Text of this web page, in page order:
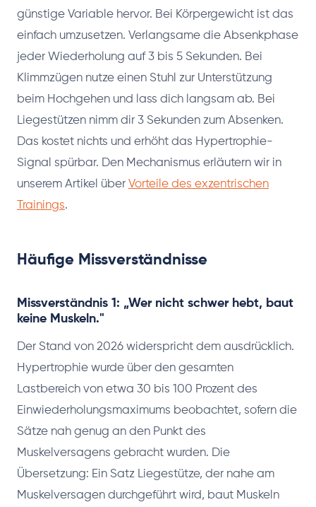
günstige Variable hervor. Bei Körpergewicht ist das
einfach umzusetzen. Verlangsame die Absenkphase
jeder Wiederholung auf 3 bis 5 Sekunden. Bei
Klimmzügen nutze einen Stuhl zur Unterstützung
beim Hochgehen und lass dich langsam ab. Bei
Liegestützen nimm dir 3 Sekunden zum Absenken.
Das kostet nichts und erhöht das Hypertrophie-
Signal spürbar. Den Mechanismus erläutern wir in
unserem Artikel über Vorteile des exzentrischen
Trainings.
Häufige Missverständnisse
Missverständnis 1: „Wer nicht schwer hebt, baut
keine Muskeln."
Der Stand von 2026 widerspricht dem ausdrücklich.
Hypertrophie wurde über den gesamten
Lastbereich von etwa 30 bis 100 Prozent des
Einwiederholungsmaximums beobachtet, sofern die
Sätze nah genug an den Punkt des
Muskelversagens gebracht wurden. Die
Übersetzung: Ein Satz Liegestütze, der nahe am
Muskelversagen durchgeführt wird, baut Muskeln